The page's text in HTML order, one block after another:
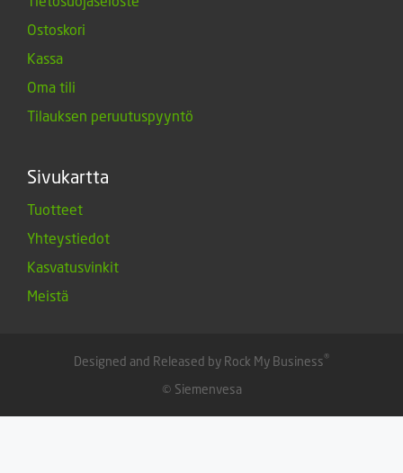
Ostoskori
Kassa
Oma tili
Tilauksen peruutuspyyntö
Sivukartta
Tuotteet
Yhteystiedot
Kasvatusvinkit
Meistä
Designed and Released by Rock My Business®
© Siemenvesa